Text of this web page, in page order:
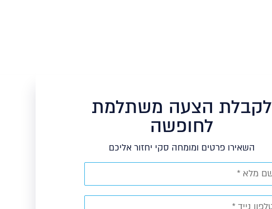
לקבלת הצעה משתלמת
לחופשה
השאירו פרטים ומומחה סקי יחזור אליכם